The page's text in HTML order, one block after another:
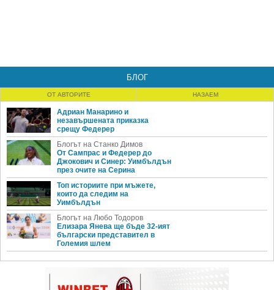
БЛОГ
ОТ АВТОРИТЕ НАЗАЕМ
Адриан Манарино и
незавършената приказка
срещу Федерер
Блогът на Станко Димов
От Сампрас и Федерер до
Джокович и Синер: Уимбълдън
през очите на Серина
Топ историите при мъжете,
които да следим на
Уимбълдън
Блогът на Любо Тодоров
Елизара Янева ще бъде 32-ият
български представител в
Големия шлем